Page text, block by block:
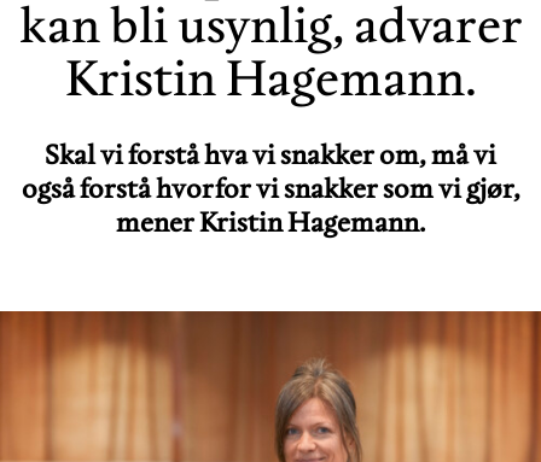
kan bli usynlig, advarer
Kristin Hagemann.
Skal vi forstå hva vi snakker om, må vi
også forstå hvorfor vi snakker som vi gjør,
mener Kristin Hagemann.